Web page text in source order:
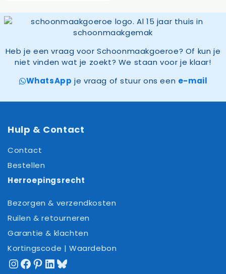
Heb je een vraag voor Schoonmaakgoeroe? Of kun je
niet vinden wat je zoekt? We staan voor je klaar!
WhatsApp je vraag of stuur ons een e-mail
Hulp & Contact
Contact
Bestellen
Herroepingsrecht
Bezorgen & verzendkosten
Ruilen & retourneren
Garantie & klachten
Kortingscode | Waardebon
Instagram
Facebook
Pinterest
LinkedIn
Bluesky